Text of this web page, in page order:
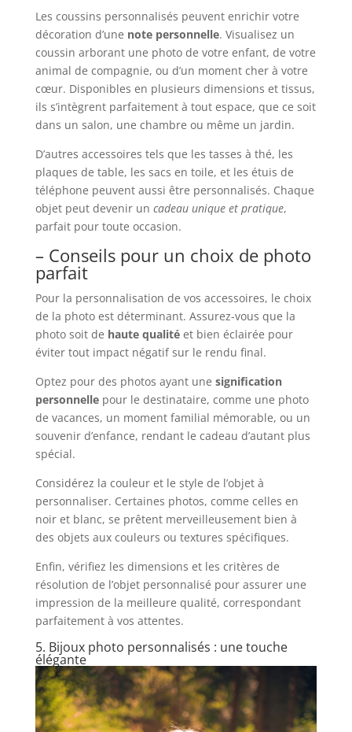
Les coussins personnalisés peuvent enrichir votre
décoration d’une note personnelle. Visualisez un
coussin arborant une photo de votre enfant, de votre
animal de compagnie, ou d’un moment cher à votre
cœur. Disponibles en plusieurs dimensions et tissus,
ils s’intègrent parfaitement à tout espace, que ce soit
dans un salon, une chambre ou même un jardin.
D’autres accessoires tels que les tasses à thé, les
plaques de table, les sacs en toile, et les étuis de
téléphone peuvent aussi être personnalisés. Chaque
objet peut devenir un cadeau unique et pratique,
parfait pour toute occasion.
– Conseils pour un choix de photo
parfait
Pour la personnalisation de vos accessoires, le choix
de la photo est déterminant. Assurez-vous que la
photo soit de haute qualitéet bien éclairée pour
éviter tout impact négatif sur le rendu final.
Optez pour des photos ayant une signification
personnellepour le destinataire, comme une photo
de vacances, un moment familial mémorable, ou un
souvenir d’enfance, rendant le cadeau d’autant plus
spécial.
Considérez la couleur et le style de l’objet à
personnaliser. Certaines photos, comme celles en
noir et blanc, se prêtent merveilleusement bien à
des objets aux couleurs ou textures spécifiques.
Enfin, vérifiez les dimensions et les critères de
résolution de l’objet personnalisé pour assurer une
impression de la meilleure qualité, correspondant
parfaitement à vos attentes.
5. Bijoux photo personnalisés : une touche
élégante